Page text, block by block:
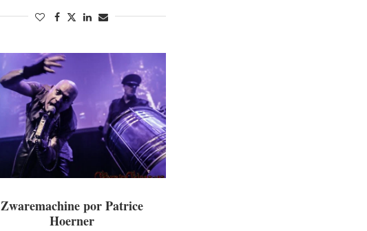
Zwaremachine por Patrice
Hoerner